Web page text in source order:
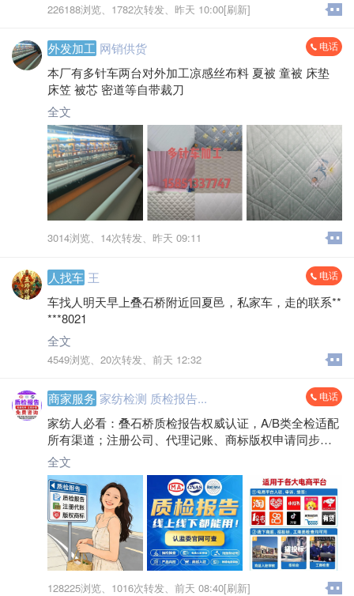
226188浏览、 1782次转发、 昨天 10:00[刷新]
外发加工 网销供货 电话
本厂有多针车两台对外加工凉感丝布料 夏被 童被 床垫
床笠 被芯 密道等自带裁刀
全文
3014浏览、 14次转发、 昨天 09:11
人找车 王 电话
车找人明天早上叠石桥附近回夏邑，私家车，走的联系**
***8021
全文
4549浏览、 20次转发、 前天 12:32
商家服务 家纺检测 质检报告... 电话
家纺人必看：叠石桥质检报告权威认证，A/B类全检适配
所有渠道；注册公司、代理记账、商标版权申请同步搞
定，省时省力把心思放在经营上！
全文
128225浏览、 1016次转发、 前天 08:40[刷新]